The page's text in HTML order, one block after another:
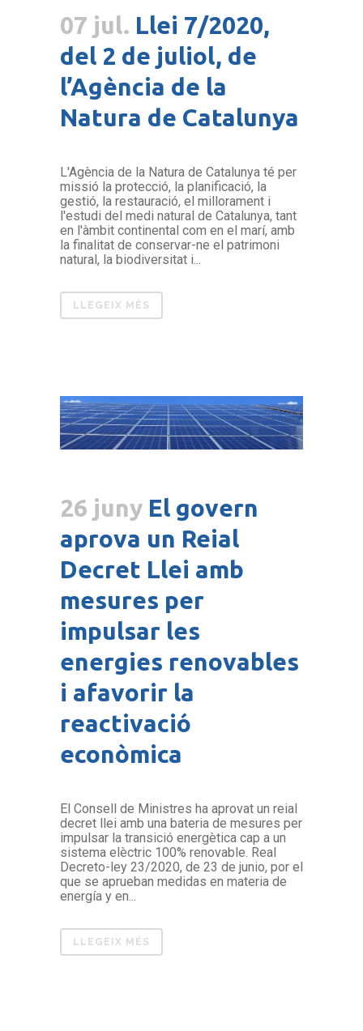
07 jul. Llei 7/2020,
del 2 de juliol, de
l’Agència de la
Natura de Catalunya
L'Agència de la Natura de Catalunya té per
missió la protecció, la planificació, la
gestió, la restauració, el millorament i
l'estudi del medi natural de Catalunya, tant
en l'àmbit continental com en el marí, amb
la finalitat de conservar-ne el patrimoni
natural, la biodiversitat i...
LLEGEIX MÉS
26 juny El govern
aprova un Reial
Decret Llei amb
mesures per
impulsar les
energies renovables
i afavorir la
reactivació
econòmica
El Consell de Ministres ha aprovat un reial
decret llei amb una bateria de mesures per
impulsar la transició energètica cap a un
sistema elèctric 100% renovable. Real
Decreto-ley 23/2020, de 23 de junio, por el
que se aprueban medidas en materia de
energía y en...
LLEGEIX MÉS